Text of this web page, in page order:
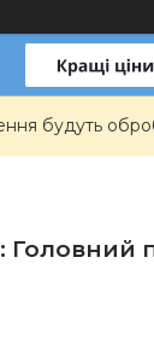
будуть
Головний